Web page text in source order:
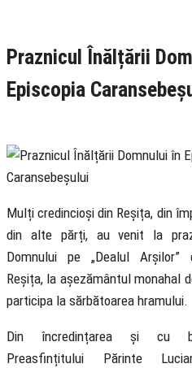
Praznicul Înălțării
Episcopia
Mulți credincioși din Reșița, din
din alte părți, au venit la
Domnului pe „Dealul Arșilor”
Reșița, la așezământul monahal
participa la sărbătoarea hramului.
Din încredințarea și cu
Preasfințitului Părinte